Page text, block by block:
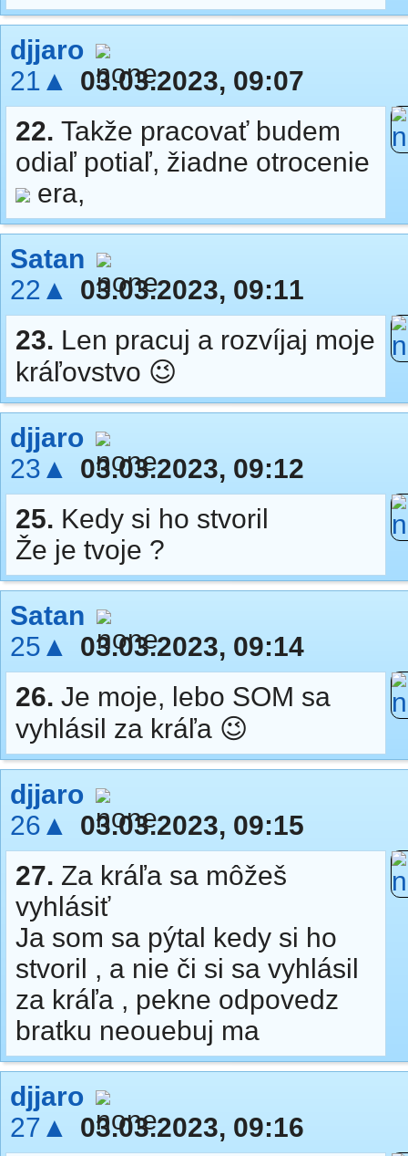
djjaro
21▲
03.03.2023, 09:07
22. Takže pracovať budem
odiaľ potiaľ, žiadne otrocenie
era,
Satan
22▲
03.03.2023, 09:11
23. Len pracuj a rozvíjaj moje
kráľovstvo 😉
djjaro
23▲
03.03.2023, 09:12
25. Kedy si ho stvoril
Že je tvoje ?
Satan
25▲
03.03.2023, 09:14
26. Je moje, lebo SOM sa
vyhlásil za kráľa 😉
djjaro
26▲
03.03.2023, 09:15
27. Za kráľa sa môžeš
vyhlásiť
Ja som sa pýtal kedy si ho
stvoril , a nie či si sa vyhlásil
za kráľa , pekne odpovedz
bratku neouebuj ma
djjaro
27▲
03.03.2023, 09:16